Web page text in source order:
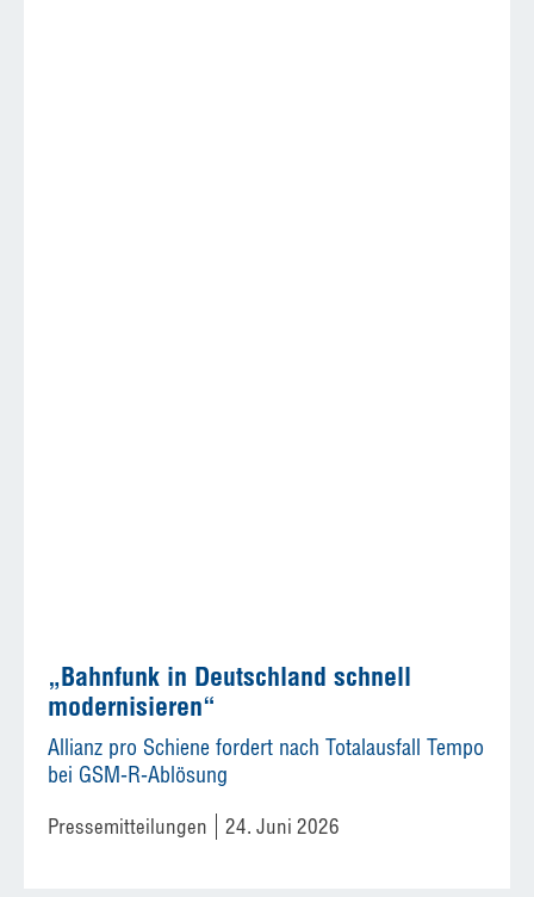
„Bahnfunk in Deutschland schnell
modernisieren“
Allianz pro Schiene fordert nach Totalausfall Tempo
bei GSM-R-Ablösung
Pressemitteilungen 24. Juni 2026